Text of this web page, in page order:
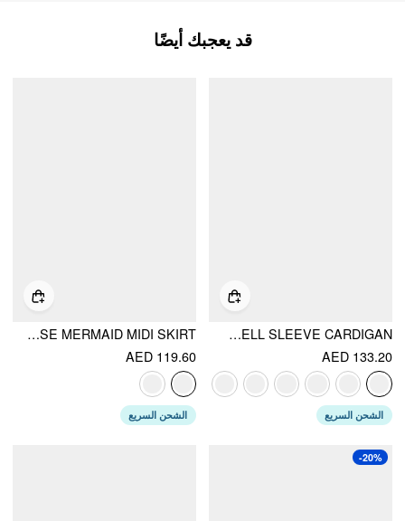
قد يعجبك أيضًا
KNIT TEXTURED V-NECK BELL SLEEVE CARDIGAN
AED 133.20
الشحن السريع
FLORAL EMBROIDERY MID RISE MERMAID MIDI SKIRT
AED 119.60
الشحن السريع
-20%